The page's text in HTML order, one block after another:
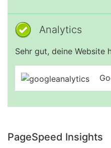
Analytics
Sehr gut, deine Website
PageSpeed Insights